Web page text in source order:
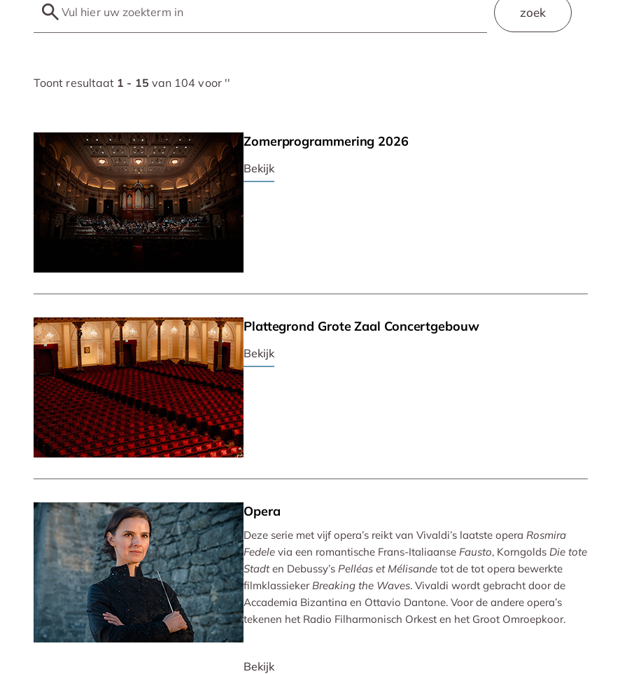
zoek
Toont resultaat 1 - 15 van 104 voor ''
Zomerprogrammering 2026
Bekijk
Plattegrond Grote Zaal Concertgebouw
Bekijk
Opera
Deze serie met vijf opera’s reikt van Vivaldi’s laatste opera Rosmira
Fedele via een romantische Frans-Italiaanse Fausto, Korngolds Die tote
Stadten Debussy’s Pelléas et Mélisande tot de tot opera bewerkte
filmklassiekerBreaking the Waves. Vivaldi wordt gebracht door de
Accademia Bizantina en Ottavio Dantone. Voor de andere opera’s
tekenen het Radio Filharmonisch Orkest en het Groot Omroepkoor.
Bekijk